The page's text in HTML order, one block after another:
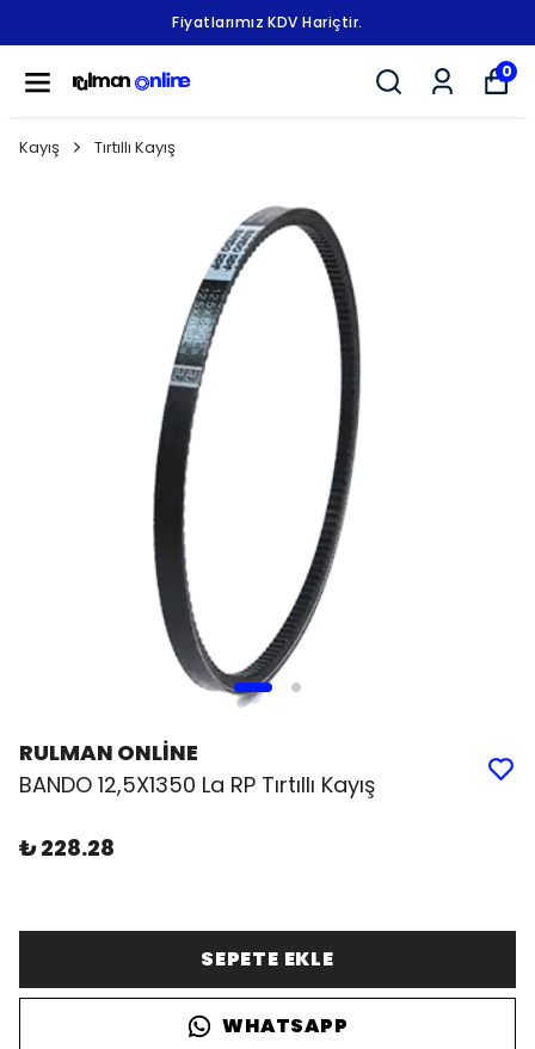
Fiyatlarımız KDV Hariçtir.
0
Kayış Tırtıllı Kayış
RULMAN ONLİNE
BANDO 12,5X1350 La RP Tırtıllı Kayış
₺ 228.28
SEPETE EKLE
WHATSAPP